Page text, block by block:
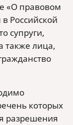
«О правовом
Российской
супруги,
также лица,
которых
разрешения